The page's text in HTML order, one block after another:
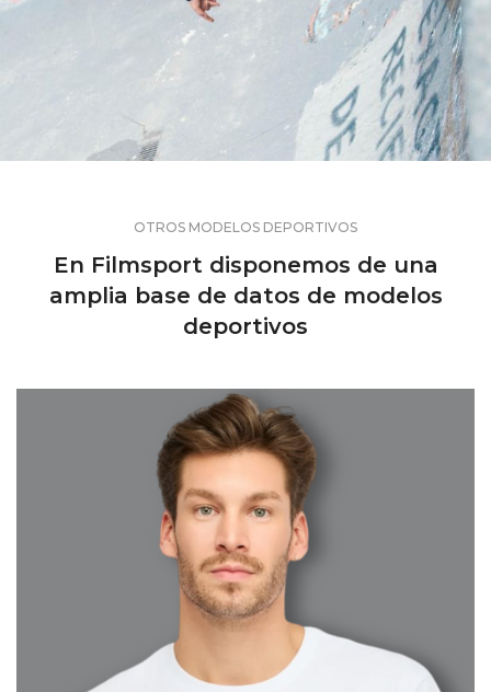
OTROS MODELOS DEPORTIVOS
En Filmsport disponemos de una
amplia base de datos de modelos
deportivos